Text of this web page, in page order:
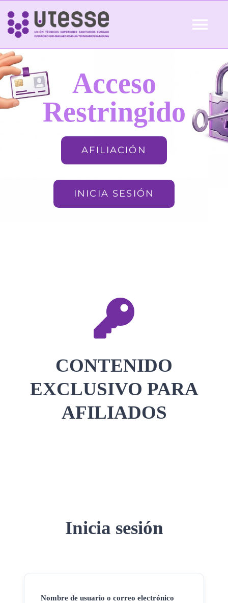
Skip
content
Inicio
QUIÉNES SOMOS Acceso
Restringido
AFILIACIÓN
INICIA SESIÓN
CONTENIDO
EXCLUSIVO PARA
AFILIADOS
Inicia sesión
Nombre de usuario o correo electrónico